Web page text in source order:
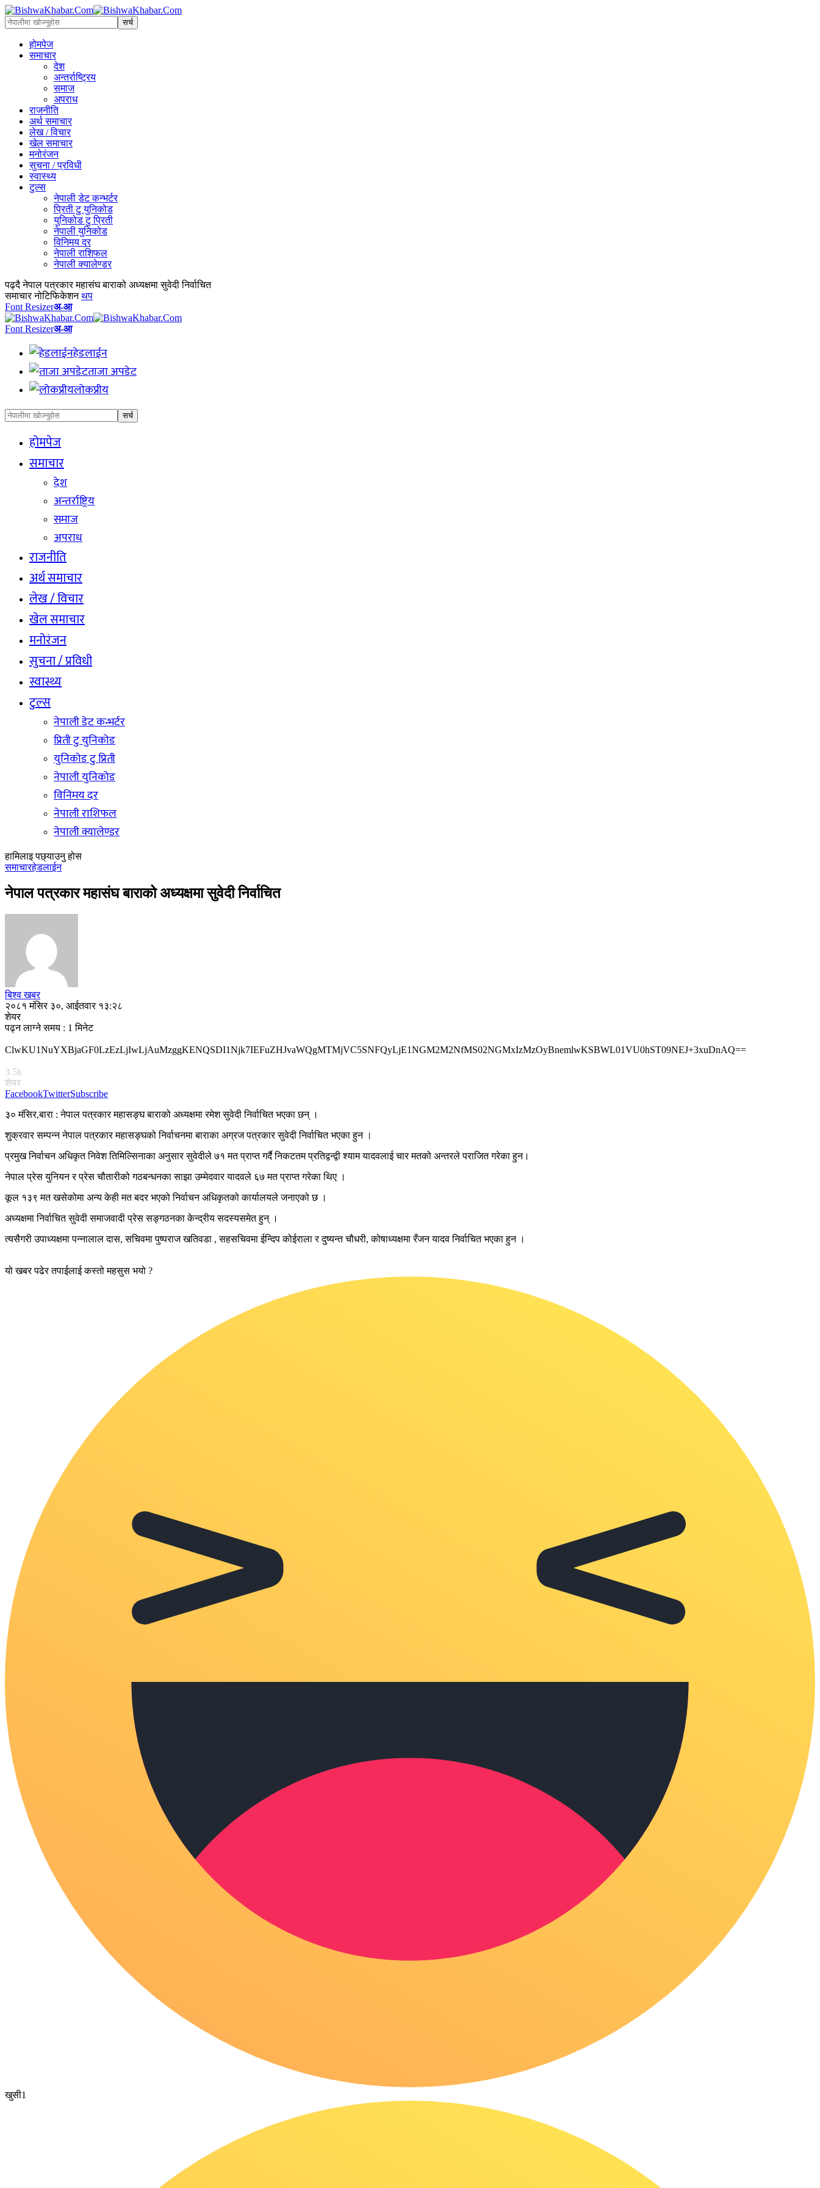
होमपेज
समाचार
देश
अन्तर्राष्ट्रिय
समाज
अपराध
राजनीति
अर्थ समाचार
लेख / विचार
खेल समाचार
मनोरंजन
सुचना / प्रविधी
स्वास्थ्य
टुल्स
नेपाली डेट कन्भर्टर
प्रिती टु युनिकोड
युनिकोड टु प्रिती
नेपाली युनिकोड
विनिमय दर
नेपाली राशिफल
नेपाली क्यालेण्डर
पढ्दै नेपाल पत्रकार महासंघ बाराको अध्यक्षमा सुवेदी निर्वाचित
समाचार नोटिफिकेशन थप
Font Resizerअ-आ
Font Resizerअ-आ
हेडलाईन
ताजा अपडेट
लोकप्रीय
होमपेज
समाचार
देश
अन्तर्राष्ट्रिय
समाज
अपराध
राजनीति
अर्थ समाचार
लेख / विचार
खेल समाचार
मनोरंजन
सुचना / प्रविधी
स्वास्थ्य
टुल्स
नेपाली डेट कन्भर्टर
प्रिती टु युनिकोड
युनिकोड टु प्रिती
नेपाली युनिकोड
विनिमय दर
नेपाली राशिफल
नेपाली क्यालेण्डर
हामिलाइ पछ्याउनु होस
समाचारहेडलाईन
नेपाल पत्रकार महासंघ बाराको अध्यक्षमा सुवेदी निर्वाचित
बिश्व खबर
२०८१ मंसिर ३०, आईतवार १३:२८
शेयर
पढ्न लाग्ने समय : 1 मिनेट
ClwKU1NuYXBjaGF0LzEzLjIwLjAuMzggKENQSDI1Njk7IEFuZHJvaWQgMTMjVC5SNFQyLjE1NGM2M2NfMS02NGMxIzMzOyBnemlwKSBWL01VU0hST09NEJ+3xuDnAQ==
3.5k
शेयर
FacebookTwitterSubscribe
३० मंसिर,बारा : नेपाल पत्रकार महासङ्घ बाराको अध्यक्षमा रमेश सुवेदी निर्वाचित भएका छन् ।
शुक्रवार सम्पन्न नेपाल पत्रकार महासङ्घको निर्वाचनमा बाराका अग्रज पत्रकार सुवेदी निर्वाचित भएका हुन ।
प्रमुख निर्वाचन अधिकृत निवेश तिमिल्सिनाका अनुसार सुवेदीले ७१ मत प्राप्त गर्दै निकटतम प्रतिद्वन्द्वी श्याम यादवलाई चार मतको अन्तरले पराजित गरेका हुन।
नेपाल प्रेस युनियन र प्रेस चौतारीको गठबन्धनका साझा उम्मेदवार यादवले ६७ मत प्राप्त गरेका थिए ।
कूल १३९ मत खसेकोमा अन्य केही मत बदर भएको निर्वाचन अधिकृतको कार्यालयले जनाएको छ ।
अध्यक्षमा निर्वाचित सुवेदी समाजवादी प्रेस सङ्गठनका केन्द्रीय सदस्यसमेत हुन् ।
त्यसैगरी उपाध्यक्षमा पन्नालाल दास, सचिवमा पुष्पराज खतिवडा , सहसचिवमा ईन्दिप कोईराला र दुष्यन्त चौधरी, कोषाध्यक्षमा रँजन यादव निर्वाचित भएका हुन ।
यो खबर पढेर तपाईलाई कस्तो महसुस भयो ?
खुसी1